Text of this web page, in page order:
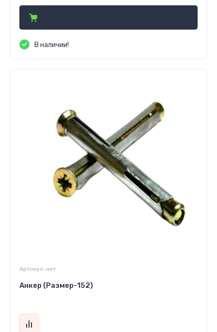
В наличии!
Артикул: нет
Анкер (Размер-152)